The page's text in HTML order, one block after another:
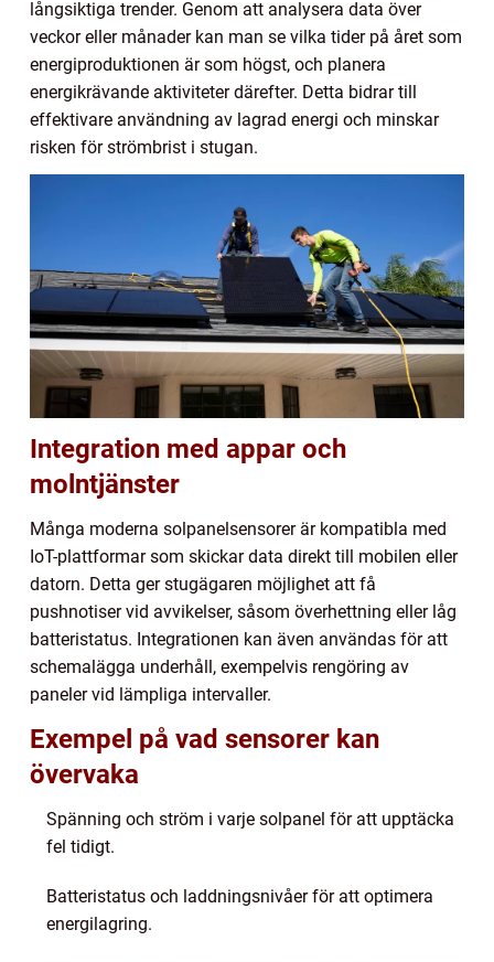
långsiktiga trender. Genom att analysera data över
veckor eller månader kan man se vilka tider på året som
energiproduktionen är som högst, och planera
energikrävande aktiviteter därefter. Detta bidrar till
effektivare användning av lagrad energi och minskar
risken för strömbrist i stugan.
Integration med appar och
molntjänster
Många moderna solpanelsensorer är kompatibla med
IoT-plattformar som skickar data direkt till mobilen eller
datorn. Detta ger stugägaren möjlighet att få
pushnotiser vid avvikelser, såsom överhettning eller låg
batteristatus. Integrationen kan även användas för att
schemalägga underhåll, exempelvis rengöring av
paneler vid lämpliga intervaller.
Exempel på vad sensorer kan
övervaka
Spänning och ström i varje solpanel för att upptäcka
fel tidigt.
Batteristatus och laddningsnivåer för att optimera
energilagring.